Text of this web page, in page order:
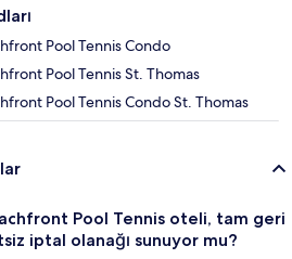
Pool Tennis Condo
Pool Tennis St. Thomas
Pool Tennis Condo St. Thomas
Pool Tennis oteli, tam geri
iptal olanağı sunuyor mu?